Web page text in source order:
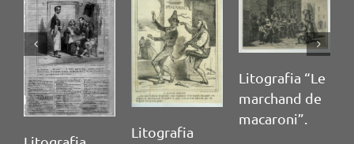
Litografia
Litografia “Le
marchand de
macaroni”.